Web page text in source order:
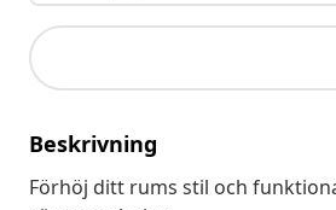
Beskrivning
Förhöj ditt rums stil och